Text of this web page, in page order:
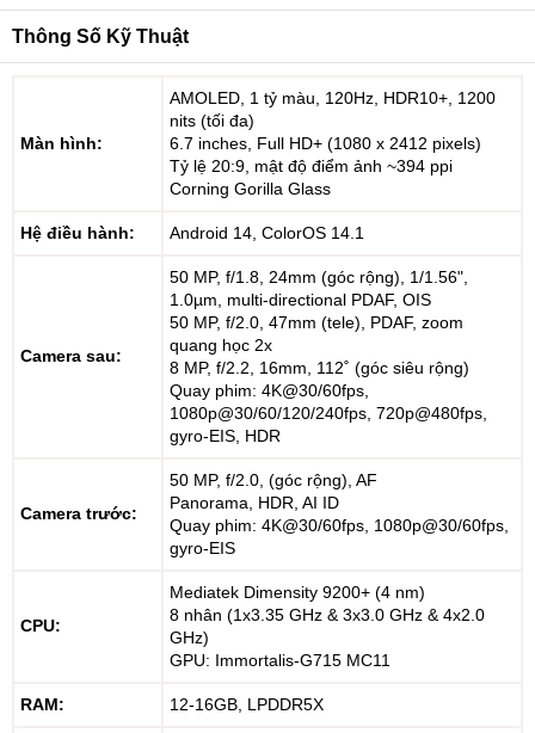
Thông Số Kỹ Thuật
Màn hình:
AMOLED, 1 tỷ màu, 120Hz, HDR10+, 1200
nits (tối đa)
6.7 inches, Full HD+ (1080 x 2412 pixels)
Tỷ lệ 20:9, mật độ điểm ảnh ~394 ppi
Corning Gorilla Glass
Hệ điều hành: Android 14, ColorOS 14.1
Camera sau:
50 MP, f/1.8, 24mm (góc rộng), 1/1.56",
1.0µm, multi-directional PDAF, OIS
50 MP, f/2.0, 47mm (tele), PDAF, zoom
quang học 2x
8 MP, f/2.2, 16mm, 112˚ (góc siêu rộng)
Quay phim: 4K@30/60fps,
1080p@30/60/120/240fps, 720p@480fps,
gyro-EIS, HDR
Camera trước:
50 MP, f/2.0, (góc rộng), AF
Panorama, HDR, AI ID
Quay phim: 4K@30/60fps, 1080p@30/60fps,
gyro-EIS
CPU:
Mediatek Dimensity 9200+ (4 nm)
8 nhân (1x3.35 GHz & 3x3.0 GHz & 4x2.0
GHz)
GPU: Immortalis-G715 MC11
RAM: 12-16GB, LPDDR5X